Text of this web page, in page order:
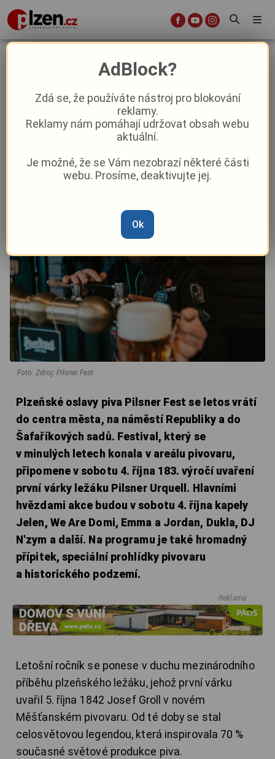
Pilsner Fest se letos vrací do
centra Plzně na náměstí a do
Šafaříkových sadů
Aktuálně Z Plzně
Marie Osvaldová –21. 9. 2025|00:00
Foto: Zdroj: Pilsner Fest
Plzeňské oslavy piva Pilsner Fest se letos vrátí
do centra města, na náměstí Republiky a do
Šafaříkových sadů. Festival, který se
v minulých letech konala v areálu pivovaru,
připomene v sobotu 4. října 183. výročí uvaření
první várky ležáku Pilsner Urquell. Hlavními
hvězdami akce budou v sobotu 4. října kapely
Jelen, We Are Domi, Emma a Jordan, Dukla, DJ
N'zym a další. Na programu je také hromadný
přípitek, speciální prohlídky pivovaru
a historického podzemí.
Reklama
Letošní ročník se ponese v duchu mezinárodního
příběhu plzeňského ležáku, jehož první várku
uvařil 5. října 1842 Josef Groll v novém
Měšťanském pivovaru. Od té doby se stal
celosvětovou legendou, která inspirovala 70 %
současné světové produkce piva.
AdBlock?
Zdá se, že používáte nástroj pro blokování
reklamy.
Reklamy nám pomáhají udržovat obsah webu
aktuální.
Je možné, že se Vám nezobrazí některé části
webu. Prosíme, deaktivujte jej.
Ok